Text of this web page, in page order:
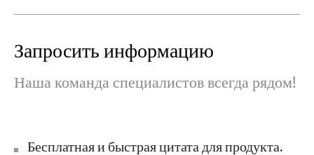
Запросить информацию
Наша команда специалистов всегда рядом!
Бесплатная и быстрая цитата для продукта.